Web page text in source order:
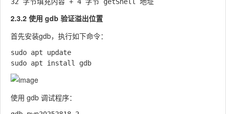
2.3.2 使用 gdb 验证溢出位置
首先安装gdb，执行如下命令：
sudo apt update
使用 gdb 调试程序：